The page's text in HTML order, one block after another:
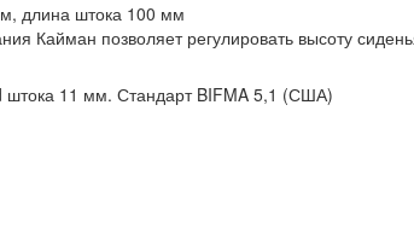
длина штока 100 мм
Кайман позволяет регулировать высоту
штока 11 мм. Стандарт BIFMA 5,1 (США)